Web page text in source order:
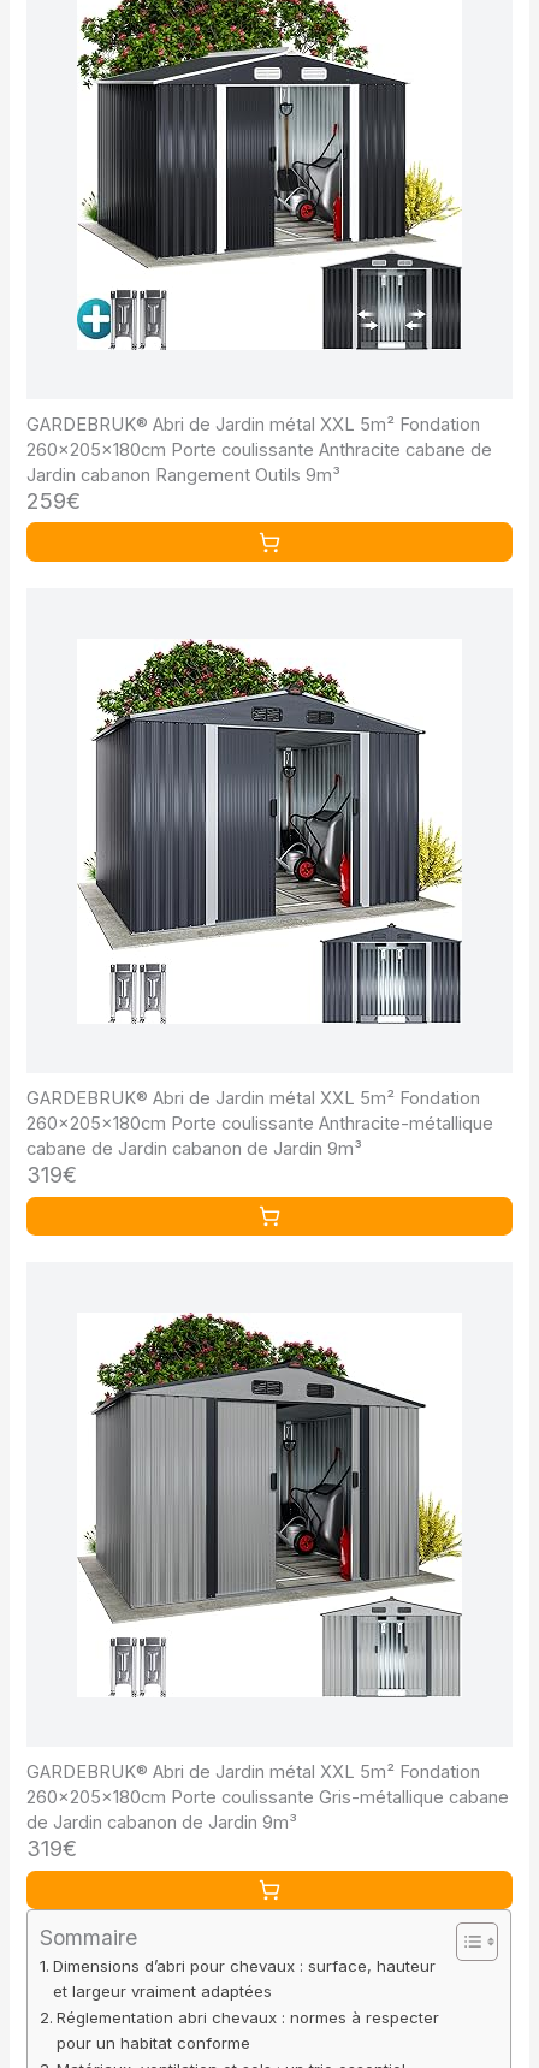
GARDEBRUK® Abri de Jardin métal XXL 5m² Fondation
260x205x180cm Porte coulissante Anthracite cabane de
Jardin cabanon Rangement Outils 9m³
259€
GARDEBRUK® Abri de Jardin métal XXL 5m² Fondation
260x205x180cm Porte coulissante Anthracite-métallique
cabane de Jardin cabanon de Jardin 9m³
319€
GARDEBRUK® Abri de Jardin métal XXL 5m² Fondation
260x205x180cm Porte coulissante Gris-métallique cabane
de Jardin cabanon de Jardin 9m³
319€
Sommaire
Dimensions d’abri pour chevaux : surface, hauteur
et largeur vraiment adaptées
Réglementation abri chevaux : normes à respecter
pour un habitat conforme